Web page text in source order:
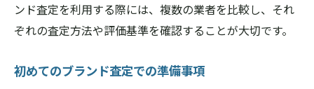
ンド査定を利用する際には、複数の業者を比較し、それ
ぞれの査定方法や評価基準を確認することが大切です。
初めてのブランド査定での準備事項